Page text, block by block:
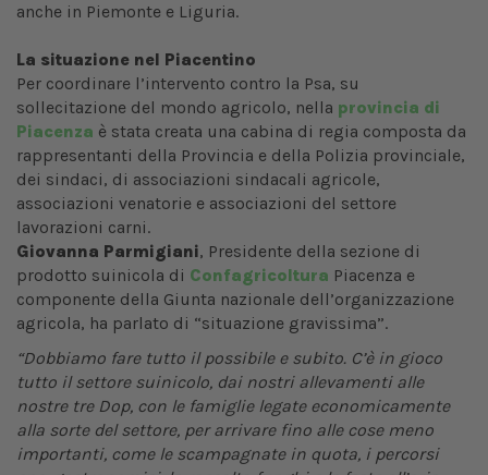
anche in Piemonte e Liguria.
La situazione nel Piacentino
Per coordinare l’intervento contro la Psa, su
sollecitazione del mondo agricolo, nella provincia di
Piacenza è stata creata una cabina di regia composta da
rappresentanti della Provincia e della Polizia provinciale,
dei sindaci, di associazioni sindacali agricole,
associazioni venatorie e associazioni del settore
lavorazioni carni.
Giovanna Parmigiani, Presidente della sezione di
prodotto suinicola di Confagricoltura Piacenza e
componente della Giunta nazionale dell’organizzazione
agricola, ha parlato di “situazione gravissima”.
“Dobbiamo fare tutto il possibile e subito. C’è in gioco
tutto il settore suinicolo, dai nostri allevamenti alle
nostre tre Dop, con le famiglie legate economicamente
alla sorte del settore, per arrivare fino alle cose meno
importanti, come le scampagnate in quota, i percorsi